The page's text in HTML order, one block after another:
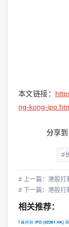
本文链接：
ng-kong-
分享到
#
# 上一篇：港股打
# 下一篇：港股打
相关推荐：